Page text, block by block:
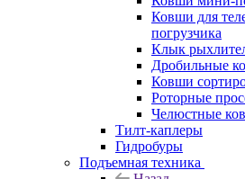
Ковши для
погрузчика
Клык
Дробильные
Ковши
Роторные
Челюстные
Тилт-каплеры
Гидробуры
Подъемная техника